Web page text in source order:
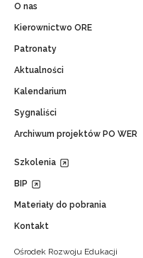
O nas
Kierownictwo ORE
Patronaty
Aktualności
Kalendarium
Sygnaliści
Archiwum projektów PO WER
Szkolenia
BIP
Materiały do pobrania
Kontakt
Ośrodek Rozwoju Edukacji